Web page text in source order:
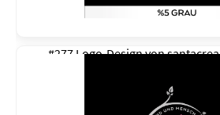
#277 Logo-Design vonsantacrea